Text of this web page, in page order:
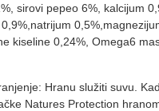
sirovi pepeo 6%, kalcijum
kiseline 0,24%, Omega6
Hranu služiti suvu.
Natures Protection